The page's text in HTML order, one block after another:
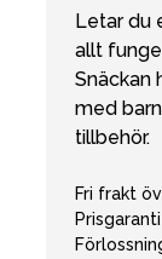
Letar du
allt
Snäckan
med
tillbehör.
Fri frakt